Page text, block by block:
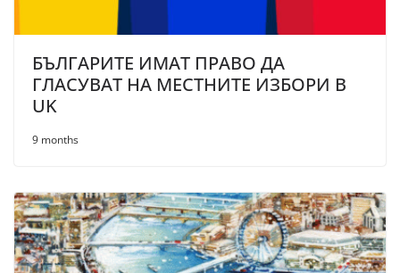
БЪЛГАРИТЕ ИМАТ ПРАВО ДА
ГЛАСУВАТ НА МЕСТНИТЕ ИЗБОРИ В
UK
9 months